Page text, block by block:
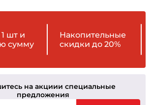
шт и
сумму
Накопительные
скидки до 20%
на акциии специальные
предложения